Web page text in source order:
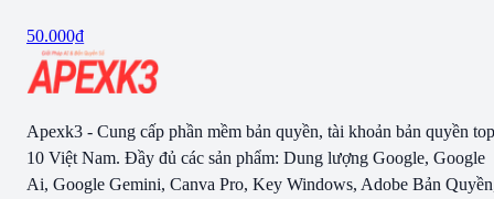
50.000₫
Apexk3 - Cung cấp phần mềm bản quyền, tài khoản bản quyền top
10 Việt Nam. Đầy đủ các sản phẩm: Dung lượng Google, Google
Ai, Google Gemini, Canva Pro, Key Windows, Adobe Bản